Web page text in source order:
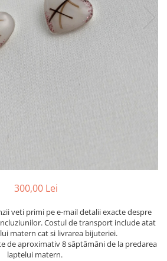
300,00 Lei
veti primi pe e-mail detalii exacte despre
Costul de transport include atat
matern cat si livrarea bijuteriei.
de aproximativ 8 săptămâni de la predarea
laptelui matern.